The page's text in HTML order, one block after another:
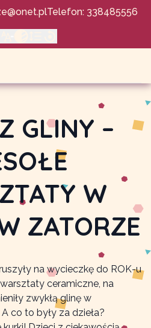
Telefon: 338485556
GLINY –
W
ZATORZE
na wycieczkę do ROK-u
ceramiczne, na
zwykłą glinę w
co to były za dzieła?